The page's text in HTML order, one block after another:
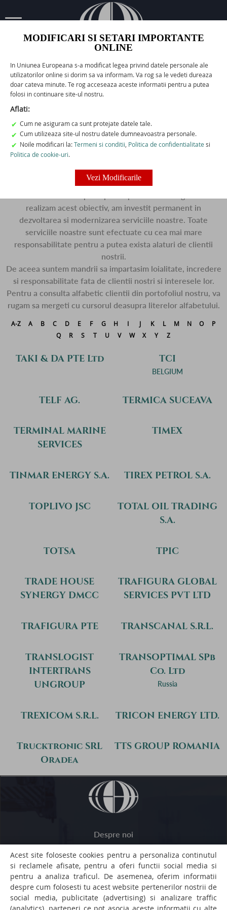
""sa ai o misiune, sa stii ca poti sa faci ceva util, parte din ceva mare, este
inaltator si mobilizator. cand ai o misiune, ai speranta. si atunci viata ta are
o calitate mai ridicata. in general, oamenii care isi gasesc o misiune in viata
sunt mult mai f"
Clienti
Pentru noi, dintotdeauna, satisfactia clientului a ramas
realizam acest obiectiv, am investit permanent in
dezvoltarea si modernizarea serviciile noastre. Toate
serviciile noastre sunt efectuate cu cea mai mare
responsabilitate pentru a putea exista alaturi de clientii
nostrii.
De aceea suntem mandrii sa impartasim loialitate, incredere
si responsabilitate fata de clientii nostri si interesele lor.
Pentru a consulta alfabetic clientii din portofoliul nostru, va
rugam sa mergeti cu cursorul deasupra literelor alfabetului.
A-Z A B C D E F G H I J K L M N O
P
Q
R S T U V W X Y Z
TAKI & DA PTE Ltd TCI
BELGIUM
TELF AG. TERMICA SUCEAVA
TERMINAL MARINE
SERVICES
TIMEX
TINMAR ENERGY S.A. TIREX PETROL S.A.
TOPLIVO JSC
TOTAL OIL TRADING
S.A.
TOTSA TPIC
TRADE HOUSE
SYNERGY DMCC
TRAFIGURA GLOBAL
SERVICES PVT LTD
TRAFIGURA PTE TRANSCANAL S.R.L.
TRANSLOGIST
INTERTRANS
UNGROUP
TRANSOPTIMAL SPb
Co. Ltd
Russia
TREXICOM S.R.L. TRICON ENERGY LTD.
Trucktronic SRL
Oradea
TTS GROUP ROMANIA
Despre noi
Servicii de inspectie
Clienti
Termeni si conditii
Politica de confidentialitate
Acest site foloseste cookies pentru a personaliza continutul
si reclamele afisate, pentru a oferi functii social media si
pentru a analiza traficul. De asemenea, oferim informatii
despre cum folosesti tu acest website pertenerilor nostrii de
social media, publicitate (advertising) si analizare traffic
MODIFICARI SI SETARI IMPORTANTE
ONLINE
In Uniunea Europeana s-a modificat legea privind datele personale ale
utilizatorilor online si dorim sa va informam. Va rog sa le vedeti dureaza
doar cateva minute. Te rog acceseaza aceste informatii pentru a putea
folosi in continuare site-ul nostru.
Aflati:
✔ Cum ne asiguram ca sunt protejate datele tale.
✔ Cum utilizeaza site-ul nostru datele dumneavoastra personale.
✔ Noile modificari la:Termeni si conditii Politica de confidentialitate si
Politica de cookie-uri.
Vezi Modificarile